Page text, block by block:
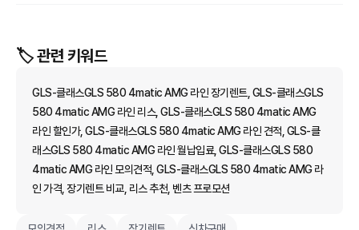
🏷️ 관련 키워드
GLS-클래스GLS 580 4matic AMG 라인 장기렌트, GLS-클래스GLS
580 4matic AMG 라인 리스, GLS-클래스GLS 580 4matic AMG
라인 할인가, GLS-클래스GLS 580 4matic AMG 라인 견적, GLS-클
래스GLS 580 4matic AMG 라인 월납입료, GLS-클래스GLS 580
4matic AMG 라인 모의견적, GLS-클래스GLS 580 4matic AMG 라
인 가격, 장기렌트 비교, 리스 추천, 벤츠 프로모션